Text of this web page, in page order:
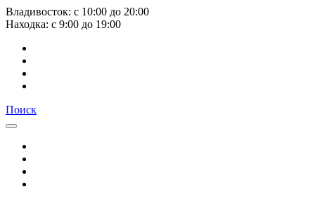
Владивосток: с 10:00 до 20:00
Находка: с 9:00 до 19:00
Поиск